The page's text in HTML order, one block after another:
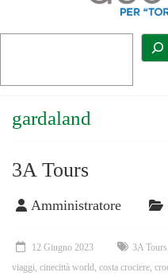
gardaland
3A Tours
Amministratore
12 Giugno 2023 3A Tours
viaggi cinecittà world costa crociere